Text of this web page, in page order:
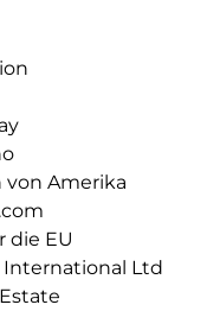
mit der
lässt sich dieses
So kannst du
die sich perfekt am
ganz einfach und
Laden. Lass dein
dein MagSafe
Qi zertifiziertes
von Amerika
die EU
Ltd